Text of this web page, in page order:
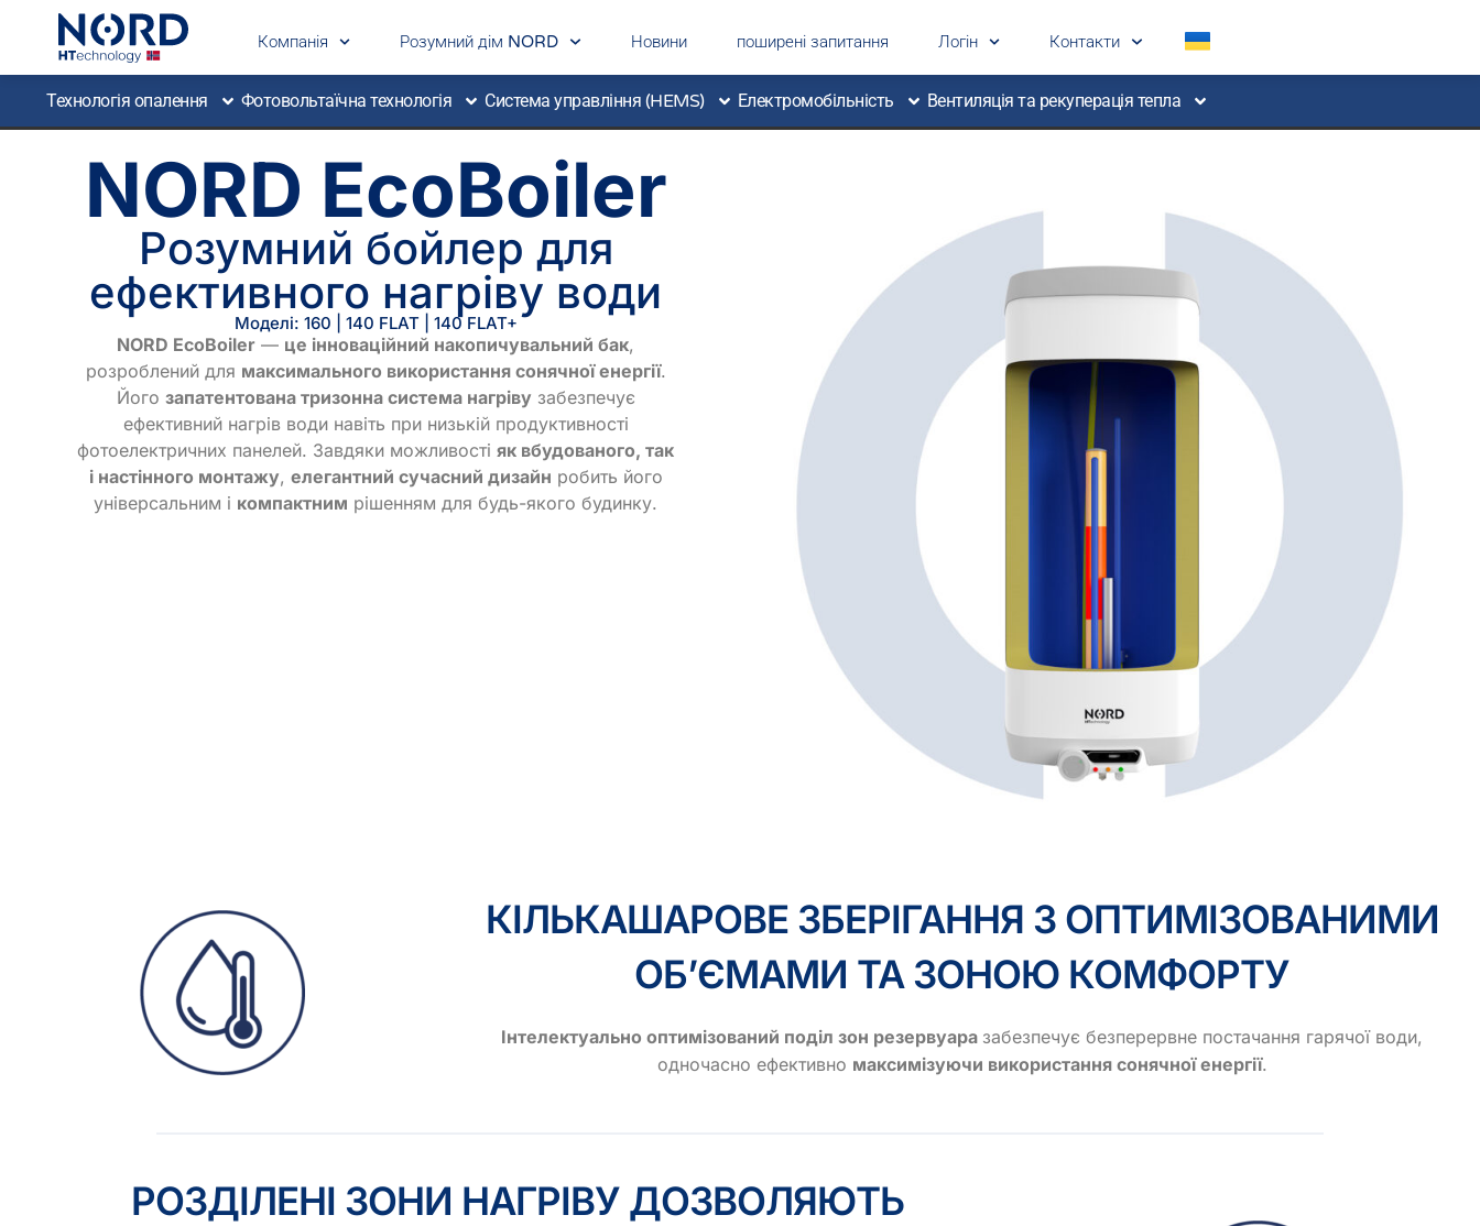
Компанія Розумний дім NORD Новини поширені запитання Логін Контакти
Технологія опалення Фотовольтаїчна технологія Система управління (HEMS) Електромобільність Вентиляція та рекуперація тепла
NORD EcoBoiler
Розумний бойлер для
ефективного нагріву води
Моделі: 160 | 140 FLAT | 140 FLAT+
NORD EcoBoiler — це інноваційний накопичувальний бак,
розроблений для максимального використання сонячної енергії.
Його запатентована тризонна система нагрівузабезпечує
ефективний нагрів води навіть при низькій продуктивності
фотоелектричних панелей. Завдяки можливості як вбудованого, так
і настінного монтажу, елегантний сучасний дизайн робить його
універсальним і компактним рішенням для будь-якого будинку.
КІЛЬКАШАРОВЕ ЗБЕРІГАННЯ З ОПТИМІЗОВАНИМИ
ОБ’ЄМАМИ ТА ЗОНОЮ КОМФОРТУ
Інтелектуально оптимізований поділ зон резервуара забезпечує безперервне постачання гарячої води,
одночасно ефективно максимізуючи використання сонячної енергії.
РОЗДІЛЕНІ ЗОНИ НАГРІВУ ДОЗВОЛЯЮТЬ